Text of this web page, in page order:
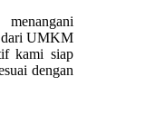
menangani
dari UMKM
kami siap
dengan